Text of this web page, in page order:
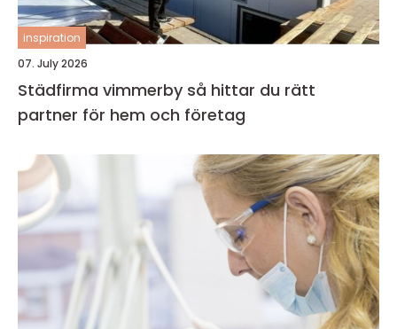
inspiration
07. July 2026
Städfirma vimmerby så hittar du rätt
partner för hem och företag